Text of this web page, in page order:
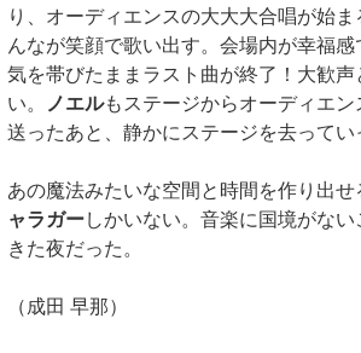
り、オーディエンスの大大大合唱が始
んなが笑顔で歌い出す。会場内が幸福
気を帯びたままラスト曲が終了！大歓
い。
ノエルもステージからオーディエ
送ったあと、静かにステージを去ってい
あの魔法みたいな空間と時間を作り出せ
ャラガーしかいない。音楽に国境がな
きた夜だった。
（成田 早那）